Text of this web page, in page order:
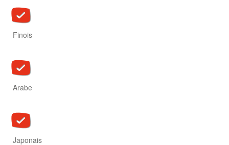
Finois
Arabe
Japonais